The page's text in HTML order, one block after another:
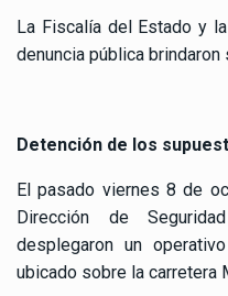
La Fiscalía del Estado y
denuncia pública
Detención de los
El pasado viernes 8 de
Dirección de
desplegaron un
ubicado sobre la carretera